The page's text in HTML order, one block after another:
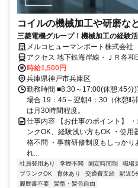
コイルの機械加工や研磨な
三菱電機グループ！機械加工の経験
でも月23万以上可能
メルコヒューマンポート株式会社
アクセス 地下鉄海岸線・ＪＲ各
時給1,500円
兵庫県神戸市兵庫区
勤務時間 ■8:30～17:00(休憩:45分
場合 19：45～翌朝4：30（休憩
は月30時間程度。
仕事内容 【お仕事のポイント】
ンクOK、経験浅い方もOK ・使
格不問 ・事前研修制度もしっか
れ...
社員登用あり 学歴不問 固定時間制 職場
ブランクOK
育休あり 交通費支給 駅近5
履歴書不要
髪型・髪色自由